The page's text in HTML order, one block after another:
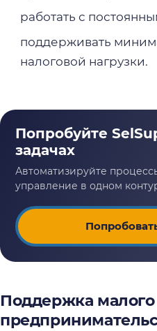
работать с
поддерживать
налоговой нагрузки.
Поддержка малого